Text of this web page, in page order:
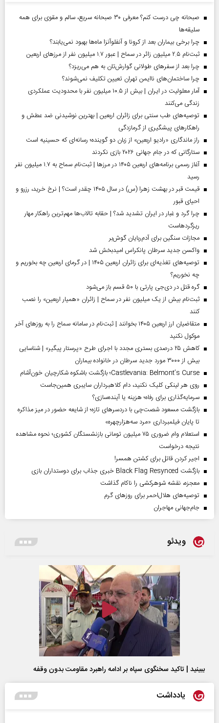
صبحانه چی درست کنم؟ معرفی ۳۰ صبحانه سریع، سالم و مقوی برای همه
سلیقه‌ها
چرا برخی بیماران بعد از کرونا و آنفلوآنزا ماه‌ها بهبود نمی‌یابند؟
ثبت‌نام ۲.۵ میلیون زائر در سماح | عبور ۱.۷ میلیون نفر از مرز‌های اربعین
چرا بعد از سفرهای طولانی گوارش‌تان به هم می‌ریزد؟
چرا ساختمان‌های ناایمن تهران تعیین تکلیف نمی‌شوند؟
آمار معلولیت در ایران | بیش از ۱۰.۵ میلیون نفر با محدودیت عملکردی
زندگی می‌کنند
توصیه‌های طب سنتی برای زائران اربعین | بهترین نوشیدنی ضد عطش و
راهکارهای پیشگیری از گرمازدگی
راز ماندگاری «رادیو اربعین» از زبان دو گوینده؛ رسانه‌ای که حسینیه است
ستارگانی که در جام جهانی ۲۰۲۶ بازی نکردند
آغاز رسمی برنامه‌های اربعین ۱۴۰۵ در مرز‌ها | ثبت‌نام سماح به ۱.۷ میلیون نفر
رسید
قیمت قبر در بهشت زهرا (س) در سال ۱۴۰۵ چقدر است؟ | نرخ خرید، رزرو و
احیای قبور
چرا گرد و غبار در ایران تشدید شد؟ | حقابه تالاب‌ها مهم‌ترین راهکار مهار
ریزگردهاست
مجازات سنگین برای آدم‌ربایان گوش‌بر
واکسن جدید سرطان پانکراس امیدبخش شد
توصیه‌های تغذیه‌ای برای زائران اربعین ۱۴۰۵ | در گرمای اربعین چه بخوریم و
چه نخوریم؟
گره قتل در دی‌جی پارتی با ۵۰ قسم باز می‌شود
ثبت‌نام بیش از یک میلیون نفر در سماح | زائران «همیار اربعین» را نصب
کنند
متقاضیان ارز اربعین ۱۴۰۵ بخوانند | ثبت‌نام در سامانه سماح را به روز‌های آخر
موکول نکنید
کاهش ۲۵ درصدی بستری مجدد با اجرای طرح «پرستار پیگیر» | شناسایی
بیش از ۳۰۰۰ مورد جدید سرطان در خانواده بیماران
Castlevania: Belmont’s Curse؛ بازگشت باشکوه شکارچیان خون‌آشام
روی هر لینکی کلیک نکنید، دام کلاهبرداران سایبری همین‌جاست
سرمایه‌گذاری برای رفاه؛ هزینه یا آینده‌سازی؟
بازگشت مسعود شصت‌چی با دردسر‌های تازه؛ از شایعه حضور در میز مذاکره
تا پایان فیلمبرداری «مرد سه‌هزارچهره»
استعلام وام ضروری ۷۵ میلیون تومانی بازنشستگان کشوری؛ نحوه مشاهده
نتیجه درخواست
اجیر کردن قاتل برای کشتن همسر!
بازگشت Black Flag Resynced خبری جذاب برای دوستداران بازی
معجزه، نقشه شوهرکشی را ناکام گذاشت
توصیه‌های هلال‌احمر برای روز‌های گرم
جام‌جهانی مهاجران
ویدئو
ببینید | تاکید سخنگوی سپاه بر ادامه راهبرد مقاومت بدون وقفه
یادداشت